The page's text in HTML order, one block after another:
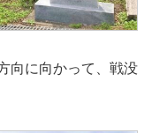
向に向かって、戦没